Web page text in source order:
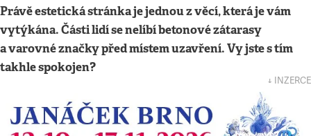
Právě estetická stránka je jednou z věcí, která je vám
vytýkána. Části lidí se nelíbí betonové zátarasy
a varovné značky před místem uzavření. Vy jste s tím
takhle spokojen?
↓ INZERCE